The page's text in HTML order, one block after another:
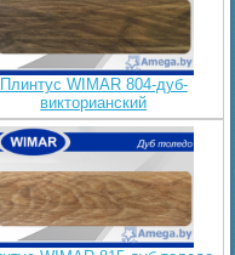
Плинтус WIMAR 804-дуб-
викторианский